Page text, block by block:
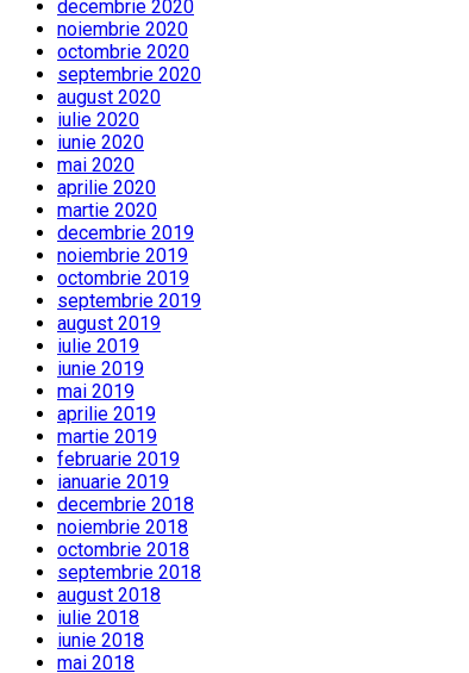
decembrie 2020
noiembrie 2020
octombrie 2020
septembrie 2020
august 2020
iulie 2020
iunie 2020
mai 2020
aprilie 2020
martie 2020
decembrie 2019
noiembrie 2019
octombrie 2019
septembrie 2019
august 2019
iulie 2019
iunie 2019
mai 2019
aprilie 2019
martie 2019
februarie 2019
ianuarie 2019
decembrie 2018
noiembrie 2018
octombrie 2018
septembrie 2018
august 2018
iulie 2018
iunie 2018
mai 2018